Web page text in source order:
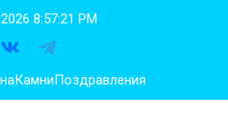
8:57:21 PM
КамниПоздравления